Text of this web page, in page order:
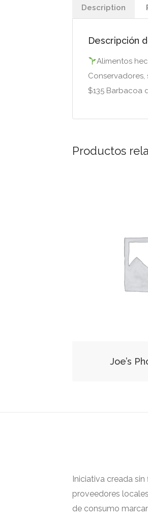
Description
Descripción
Alimentos
Conservadores,
$135 Barbacoa
Productos
Joe’s
Iniciativa creada
proveedores
de consumo